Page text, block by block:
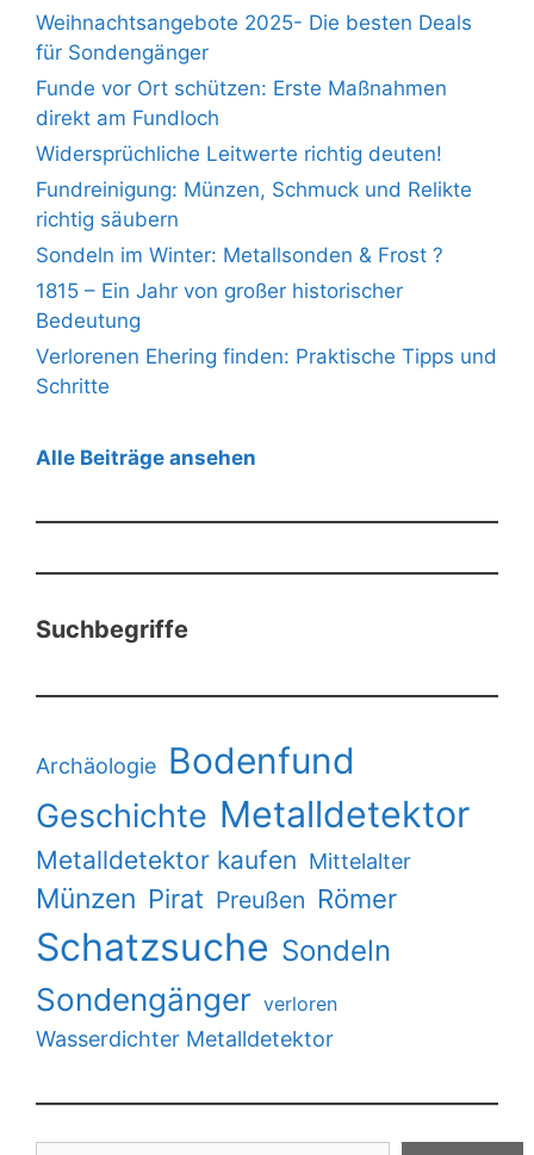
Weihnachtsangebote 2025- Die besten Deals
für Sondengänger
Funde vor Ort schützen: Erste Maßnahmen
direkt am Fundloch
Widersprüchliche Leitwerte richtig deuten!
Fundreinigung: Münzen, Schmuck und Relikte
richtig säubern
Sondeln im Winter: Metallsonden & Frost ?
1815 – Ein Jahr von großer historischer
Bedeutung
Verlorenen Ehering finden: Praktische Tipps und
Schritte
Alle Beiträge ansehen
Suchbegriffe
Archäologie Bodenfund
Geschichte Metalldetektor
Metalldetektor kaufen Mittelalter
Münzen Pirat Preußen Römer
Schatzsuche Sondeln
Sondengänger verloren
Wasserdichter Metalldetektor